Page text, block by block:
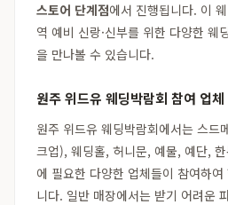
스토어 단계점에서 진행됩니다. 이
역 예비 신랑·신부를 위한 다양한 웨
을 만나볼 수 있습니다.
원주 위드유 웨딩박람회 참여 업체
원주 위드유 웨딩박람회에서는 스드
크업), 웨딩홀, 허니문, 예물, 예단,
에 필요한 다양한 업체들이 참여하여
니다. 일반 매장에서는 받기 어려운